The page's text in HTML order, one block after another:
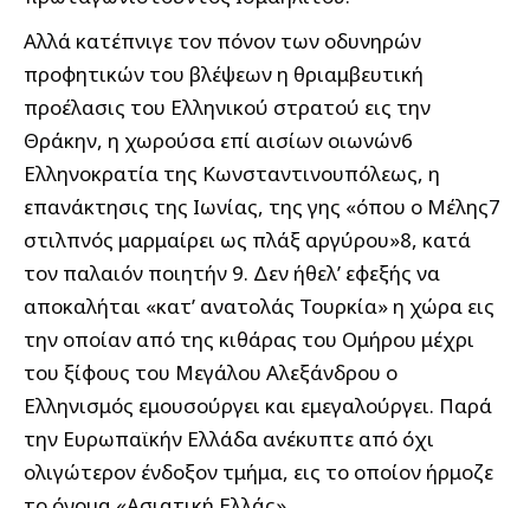
Αλλά κατέπνιγε τον πόνον των οδυνηρών
προφητικών του βλέψεων η θριαμβευτική
προέλασις του Ελληνικού στρατού εις την
Θράκην, η χωρούσα επί αισίων οιωνών6
Ελληνοκρατία της Κωνσταντινουπόλεως, η
επανάκτησις της Ιωνίας, της γης «όπου ο Μέλης7
στιλπνός μαρμαίρει ως πλάξ αργύρου»8, κατά
τον παλαιόν ποιητήν 9. Δεν ήθελ’ εφεξής να
αποκαλήται «κατ’ ανατολάς Τουρκία» η χώρα εις
την οποίαν από της κιθάρας του Ομήρου μέχρι
του ξίφους του Μεγάλου Αλεξάνδρου ο
Ελληνισμός εμουσούργει και εμεγαλούργει. Παρά
την Ευρωπαϊκήν Ελλάδα ανέκυπτε από όχι
ολιγώτερον ένδοξον τμήμα, εις το οποίον ήρμοζε